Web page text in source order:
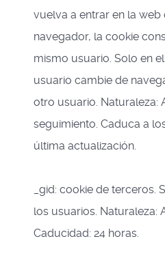
vuelva a entrar en la web
navegador, la cookie
mismo usuario. Solo en
usuario cambie de
otro usuario. Naturaleza:
seguimiento. Caduca a
última actualización.
_gid: cookie de terceros.
los usuarios. Naturaleza:
Caducidad: 24 horas.